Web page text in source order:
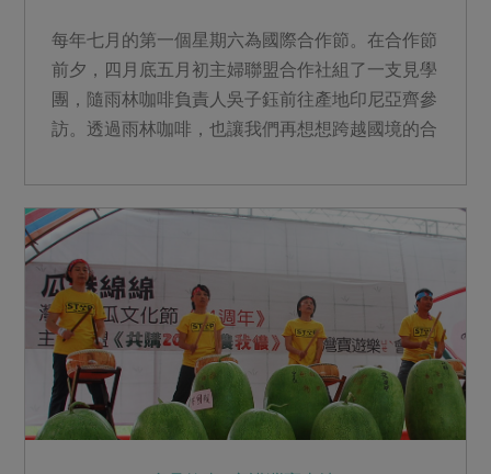
每年七月的第一個星期六為國際合作節。在合作節
前夕，四月底五月初主婦聯盟合作社組了一支見學
團，隨雨林咖啡負責人吳子鈺前往產地印尼亞齊參
訪。透過雨林咖啡，也讓我們再想想跨越國境的合